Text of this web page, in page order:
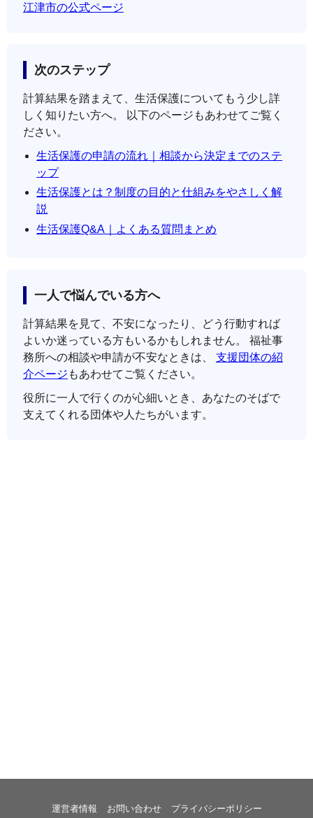
江津市の公式ページ
次のステップ
計算結果を踏まえて、生活保護についてもう少し詳
しく知りたい方へ。 以下のページもあわせてご覧く
ださい。
生活保護の申請の流れ｜相談から決定までのステ
ップ
生活保護とは？制度の目的と仕組みをやさしく解
説
生活保護Q&A｜よくある質問まとめ
一人で悩んでいる方へ
計算結果を見て、不安になったり、どう行動すれば
よいか迷っている方もいるかもしれません。 福祉事
務所への相談や申請が不安なときは、 支援団体の紹
介ページ もあわせてご覧ください。
役所に一人で行くのが心細いとき、あなたのそばで
支えてくれる団体や人たちがいます。
運営者情報 お問い合わせ プライバシーポリシー